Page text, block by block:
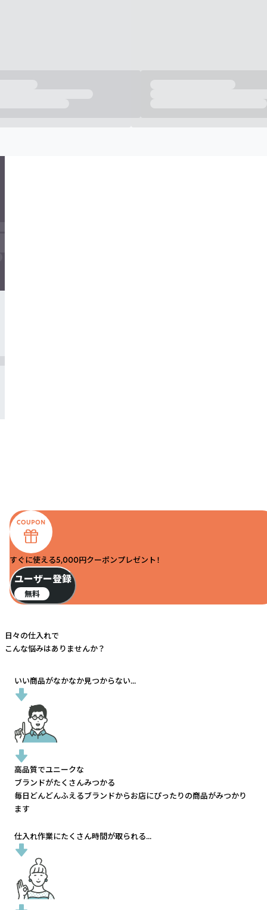
すぐに使える5,000円クーポンプレゼント！
ユーザー登録
無料
日々の仕入れで
こんな悩みはありませんか？
いい商品がなかなか見つからない...
高品質でユニークな
ブランドがたくさんみつかる
毎日どんどんふえるブランドからお店にぴったりの商品がみつかり
ます
仕入れ作業にたくさん時間が取られる...